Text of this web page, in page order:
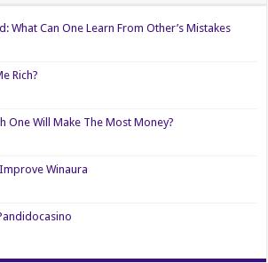
What Can One Learn From Other’s Mistakes
Rich?
One Will Make The Most Money?
Winaura